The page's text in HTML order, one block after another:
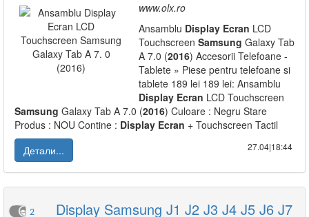
www.olx.ro
Ansamblu Display Ecran LCD
Touchscreen Samsung Galaxy Tab
A 7.0 (2016) Accesorii Telefoane -
Tablete » Piese pentru telefoane si
tablete 189 lei 189 lei: Ansamblu
Display Ecran LCD Touchscreen
Samsung Galaxy Tab A 7.0 (2016) Culoare : Negru Stare
Produs : NOU Contine : Display Ecran + Touchscreen Tactil
Детали...
27.04|18:44
2 Display Samsung J1 J2 J3 J4 J5 J6 J7